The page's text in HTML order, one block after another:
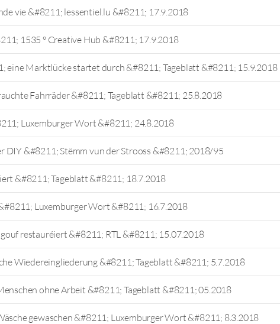
vie &#8211; lessentiel.lu &#8211; 17.9.2018
1535 ° Creative Hub &#8211; 17.9.2018
eine Marktlücke startet durch &#8211; Tageblatt &#8211; 15.9.2018
Fahrräder &#8211; Tageblatt &#8211; 25.8.2018
Luxemburger Wort &#8211; 24.8.2018
DIY &#8211; Stëmm vun der Strooss &#8211; 2018/95
&#8211; Tageblatt &#8211; 18.7.2018
Luxemburger Wort &#8211; 16.7.2018
restauréiert &#8211; RTL &#8211; 15.07.2018
Wiedereingliederung &#8211; Tageblatt &#8211; 5.7.2018
ohne Arbeit &#8211; Tageblatt &#8211; 05.2018
gewaschen &#8211; Luxemburger Wort &#8211; 8.3.2018